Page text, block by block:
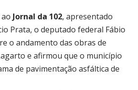
Jornal da 102, apresentado
Prata, o deputado federal Fábio
o andamento das obras de
e afirmou que o município
de pavimentação asfáltica de